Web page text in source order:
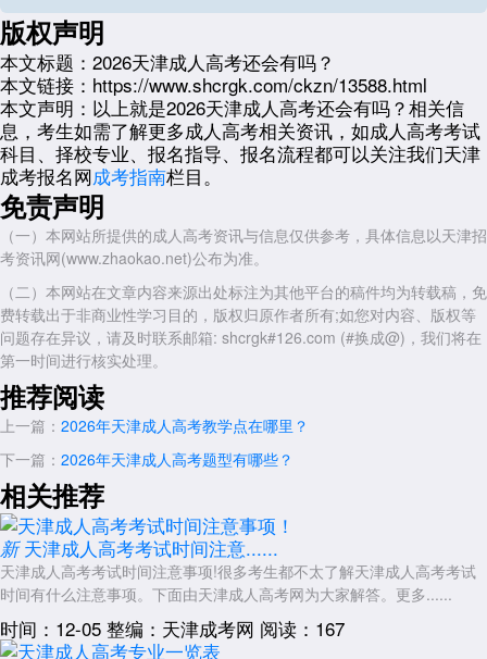
户籍要求：非天津户籍考生需提供2025年10月至2026年3月连续社
保缴纳记录，且缴费单位须为本地企业，以确保考生与天津经济社会的实
际关联。
三、专业方向
2026年天津成人高考的专业设置将进一步向重点产业倾斜。例如，
天津理工大学将新增“智能制造工程”专业，要求考生具备机械设计或机电
一体化专科背景，课程融入华为天津研究院技术标准;天津师范大学的学
前教育专业将强化“杨柳青年画幼儿教学”等本土文化模块，要求考生提交
幼儿园顶岗实习证明;天津医科大学临床医学院的护理学专业将继续与三
甲医院合作，提供临床实践机会，毕业生进入医疗系统的比例有望突破
70%。
四、备考建议
时间规划：根据2025年政策，2026年天津成人高考报名时间预计为
8月下旬至9月上旬，考试时间为10月中旬。考生需在8月20日前后密切关
注天津市教育招生考试院官网公告，避免错过报名窗口。
材料准备：需提前准备身份证、学历证书、社保缴纳记录(非户籍考
生)、执业资格证书(医学类专业)等材料，并确保学历信息在学信网可
查。
专业选择：结合自身职业规划与天津产业需求，优先选择与本地重点
产业(如智能制造、数字媒体、健康护理)相关的专业，以提升就业竞争
力。
2026年天津成人高考不仅是学历提升的通道，更是个人职业发展的
历与技能的双重提升。
版权声明
本文标题： 2026天津成人高考还会有吗？
本文链接： https://www.shcrgk.com/ckzn/13588.html
本文声明： 以上就是2026天津成人高考还会有吗？相关信
息，考生如需了解更多成人高考相关资讯，如成人高考考试
科目、择校专业、报名指导、报名流程都可以关注我们天津
成考报名网成考指南栏目。
免责声明
（一）本网站所提供的成人高考资讯与信息仅供参考，具体信息以天津招
考资讯网(www.zhaokao.net)公布为准。
（二）本网站在文章内容来源出处标注为其他平台的稿件均为转载稿，免
费转载出于非商业性学习目的，版权归原作者所有;如您对内容、版权等
问题存在异议，请及时联系邮箱: shcrgk#126.com (#换成@)，我们将在
第一时间进行核实处理。
推荐阅读
上一篇： 2026年天津成人高考教学点在哪里？
下一篇： 2026年天津成人高考题型有哪些？
相关推荐
新 天津成人高考考试时间注意......
天津成人高考考试时间注意事项!很多考生都不太了解天津成人高考考试
时间有什么注意事项。下面由天津成人高考网为大家解答。更多......
时间：12-05 整编：天津成考网 阅读：167